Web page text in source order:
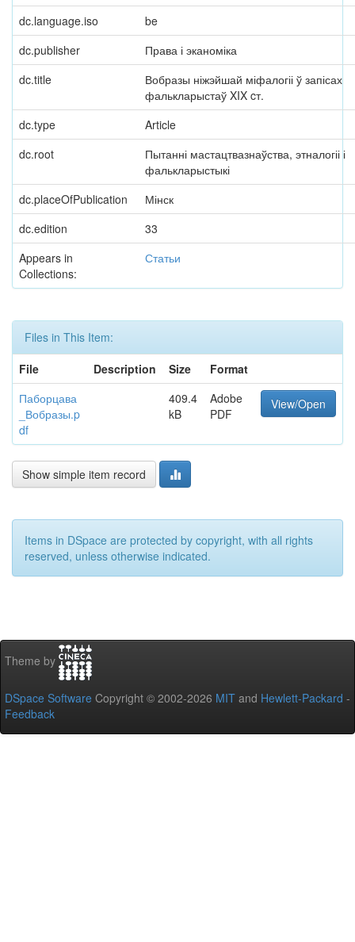
dc.language.iso
be
dc.publisher
Права і эканоміка
dc.title
Вобразы ніжэйшай міфалогіі ў запісах
фалькларыстаў XIX cт.
dc.type
Article
dc.root
Пытанні мастацтвазнаўства, этналогіі і
фалькларыстыкі
dc.placeOfPublication
Мінск
dc.edition
33
Appears in
Collections:
Статьи
Files in This Item:
File
Description Size
Format
Паборцава
_Вобразы.p
df
409.4
kB
Adobe
PDF
View/Open
Show simple item record
Items in DSpace are protected by copyright, with all rights
reserved, unless otherwise indicated.
Theme by
DSpace Software Copyright © 2002-2026 MIT and Hewlett-Packard -
Feedback